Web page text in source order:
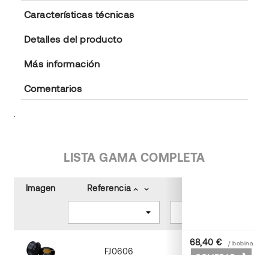
Características técnicas
Detalles del producto
Más información
Comentarios
LISTA GAMA COMPLETA
Imagen Referencia keyboard_arrow_up keyboard_arrow_down
FJ0606
68,40 € / bobina